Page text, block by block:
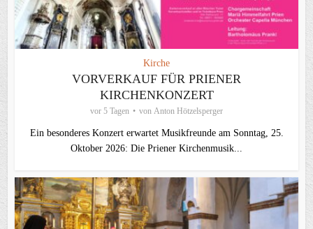
Kirche
VORVERKAUF FÜR PRIENER
KIRCHENKONZERT
vor 5 Tagen von Anton Hötzelsperger
Ein besonderes Konzert erwartet Musikfreunde am Sonntag, 25.
Oktober 2026: Die Priener Kirchenmusik...